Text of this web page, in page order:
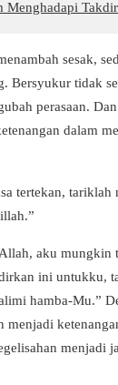
Menghadapi
sesak,
Bersyukur tidak
perasaan.
dalam
tertekan, tariklah
aku mungkin
ini untukku,
hamba-Mu.”
menjadi
menjadi